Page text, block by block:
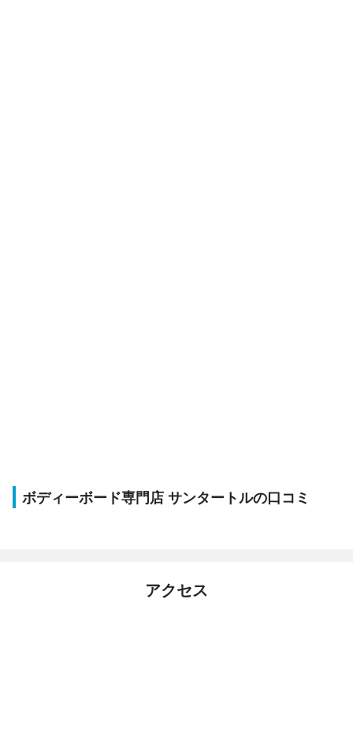
ボディーボード専門店 サンタートルの口コミ
アクセス